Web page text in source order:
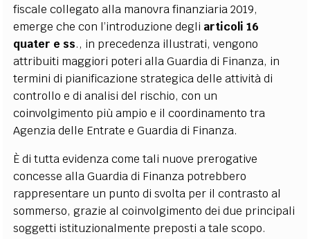
fiscale collegato alla manovra finanziaria 2019,
emerge che con l’introduzione degli articoli 16
quater e ss., in precedenza illustrati, vengono
attribuiti maggiori poteri alla Guardia di Finanza, in
termini di pianificazione strategica delle attività di
controllo e di analisi del rischio, con un
coinvolgimento più ampio e il coordinamento tra
Agenzia delle Entrate e Guardia di Finanza.
È di tutta evidenza come tali nuove prerogative
concesse alla Guardia di Finanza potrebbero
rappresentare un punto di svolta per il contrasto al
sommerso, grazie al coinvolgimento dei due principali
soggetti istituzionalmente preposti a tale scopo.